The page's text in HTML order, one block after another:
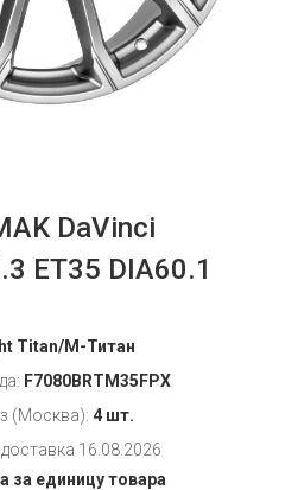
DaVinci
ET35 DIA60.1
Titan/М-Титан
F7080BRTM35FPX
(Москва): 4 шт.
16.08.2026
за единицу товара